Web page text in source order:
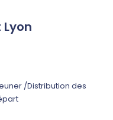
/Distribution des